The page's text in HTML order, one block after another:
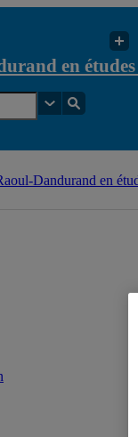
en
Dandurand en